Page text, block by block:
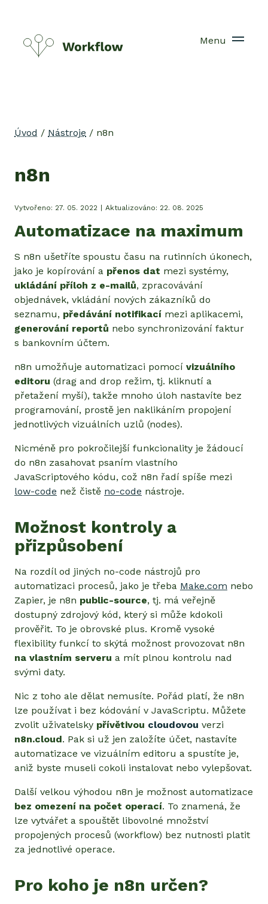
Menu
Úvod / Nástroje / n8n
n8n
Vytvořeno: 27. 05. 2022 | Aktualizováno: 22. 08. 2025
Automatizace na maximum
S n8n ušetříte spoustu času na rutinních úkonech,
jako je kopírování a přenos dat mezi systémy,
ukládání příloh z e-mailů, zpracovávání
objednávek, vkládání nových zákazníků do
seznamu, předávání notifikací mezi aplikacemi,
generování reportů nebo synchronizování faktur
s bankovním účtem.
n8n umožňuje automatizaci pomocí vizuálního
editoru (drag and drop režim, tj. kliknutí a
přetažení myší), takže mnoho úloh nastavíte bez
programování, prostě jen naklikáním propojení
jednotlivých vizuálních uzlů (nodes).
Nicméně pro pokročilejší funkcionality je žádoucí
do n8n zasahovat psaním vlastního
JavaScriptového kódu, což n8n řadí spíše mezi
low-code než čistě no-code nástroje.
Možnost kontroly a
přizpůsobení
Na rozdíl od jiných no-code nástrojů pro
automatizaci procesů, jako je třeba Make.com nebo
Zapier, je n8n public-source, tj. má veřejně
dostupný zdrojový kód, který si může kdokoli
prověřit. To je obrovské plus. Kromě vysoké
flexibility funkcí to skýtá možnost provozovat n8n
na vlastním serveru a mít plnou kontrolu nad
svými daty.
Nic z toho ale dělat nemusíte. Pořád platí, že n8n
lze používat i bez kódování v JavaScriptu. Můžete
zvolit uživatelsky přívětivou cloudovou verzi
n8n.cloud. Pak si už jen založíte účet, nastavíte
automatizace ve vizuálním editoru a spustíte je,
aniž byste museli cokoli instalovat nebo vylepšovat.
Další velkou výhodou n8n je možnost automatizace
bez omezení na počet operací. To znamená, že
lze vytvářet a spouštět libovolné množství
propojených procesů (workflow) bez nutnosti platit
za jednotlivé operace.
Pro koho je n8n určen?